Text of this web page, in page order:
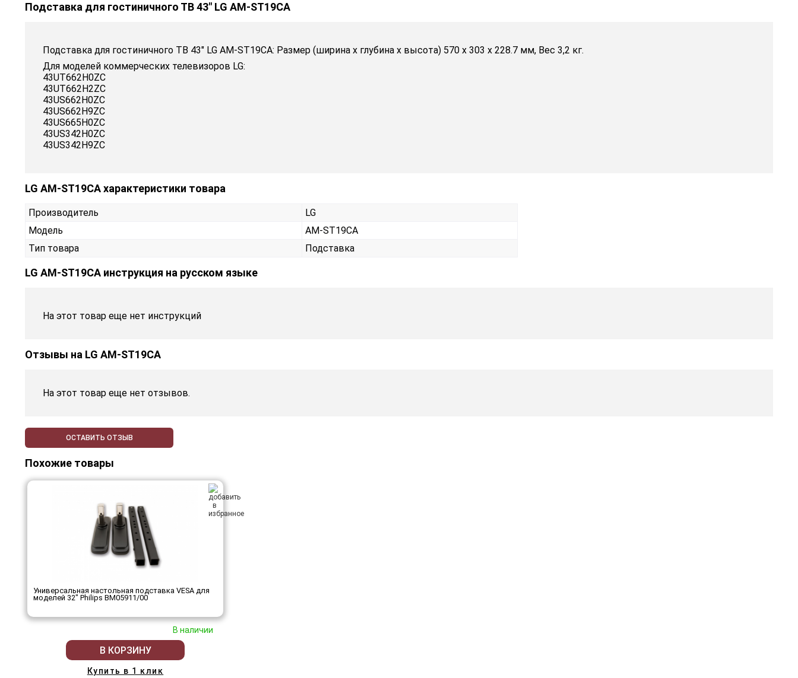
Подставка для гостиничного ТВ 43" LG AM-ST19CA
Подставка для гостиничного ТВ 43" LG AM-ST19CA: Размер (ширина х глубина х высота) 570 x 303 x 228.7 мм, Вес 3,2 кг.
Для моделей коммерческих телевизоров LG:
43UT662H0ZC
43UT662H2ZC
43US662H0ZC
43US662H9ZC
43US665H0ZC
43US342H0ZC
43US342H9ZC
LG AM-ST19CA характеристики товара
Производитель
LG
Модель
AM-ST19CA
Тип товара
Подставка
LG AM-ST19CA инструкция на русском языке
На этот товар еще нет инструкций
Отзывы на LG AM-ST19CA
На этот товар еще нет отзывов.
ОСТАВИТЬ ОТЗЫВ
Похожие товары
Универсальная настольная подставка VESA для
моделей 32" Philips BM05911/00
В наличии
В КОРЗИНУ
Купить в 1 клик